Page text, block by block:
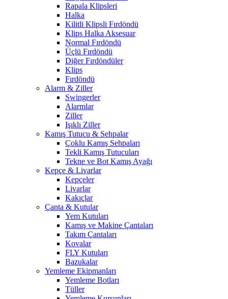
Rapala Klipsleri
Halka
Kilitli Klipsli Fırdöndü
Klips Halka Aksesuar
Normal Fırdöndü
Üçlü Fırdöndü
Diğer Fırdöndüler
Klips
Fırdöndü
Alarm & Ziller
Swingerler
Alarmlar
Ziller
Işıklı Ziller
Kamış Tutucu & Sehpalar
Çoklu Kamış Sehpaları
Tekli Kamış Tutucuları
Tekne ve Bot Kamış Ayağı
Kepçe & Livarlar
Kepçeler
Livarlar
Kakıçlar
Çanta & Kutular
Yem Kutuları
Kamış ve Makine Çantaları
Takım Çantaları
Kovalar
FLY Kutuları
Bazukalar
Yemleme Ekipmanları
Yemleme Botları
Tüller